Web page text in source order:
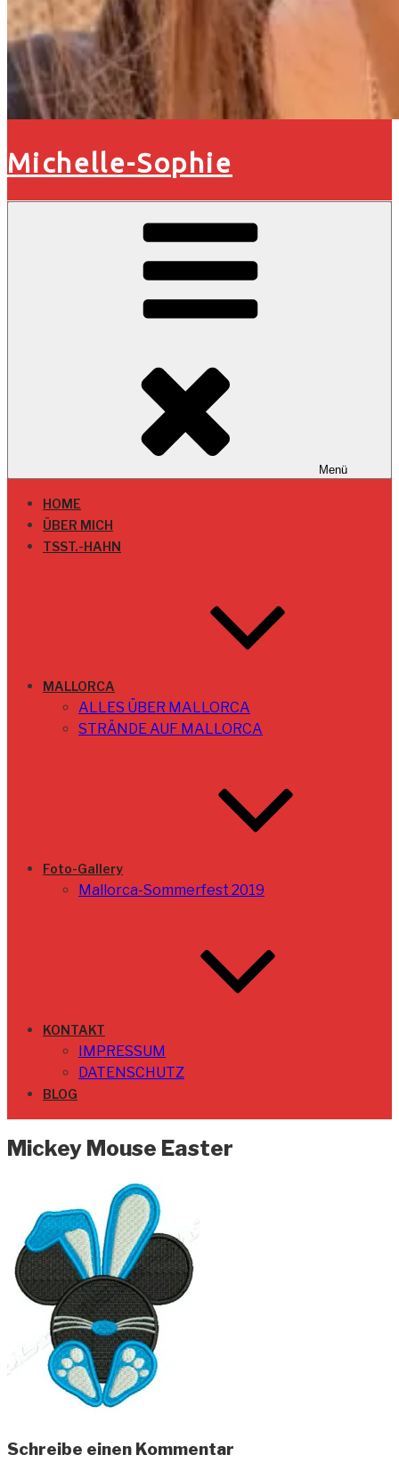
Michelle-Sophie
Menü
HOME
ÜBER MICH
TSST.-HAHN
MALLORCA
ALLES ÜBER MALLORCA
STRÄNDE AUF MALLORCA
Foto-Gallery
Mallorca-Sommerfest 2019
KONTAKT
IMPRESSUM
DATENSCHUTZ
BLOG
Mickey Mouse Easter
Schreibe einen Kommentar